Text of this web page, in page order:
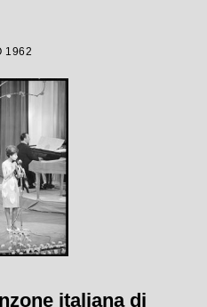
1962
italiana di